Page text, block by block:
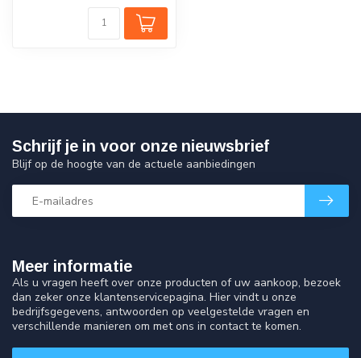
Meer informatie
Als u vragen heeft over onze producten of uw aankoop, bezoek
dan zeker onze klantenservicepagina. Hier vindt u onze
bedrijfsgegevens, antwoorden op veelgestelde vragen en
verschillende manieren om met ons in contact te komen.
Schrijf je in voor onze nieuwsbrief
Blijf op de hoogte van de actuele aanbiedingen